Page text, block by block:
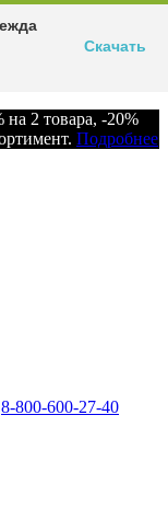
2 товара, -20%
Подробнее
8-800-600-27-40
Скачать